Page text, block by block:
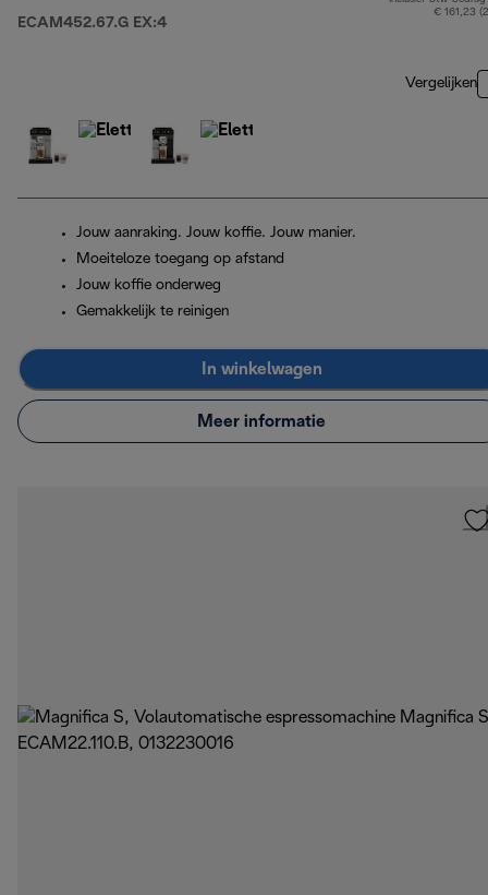
ECAM452.67.G EX:4
€ 161,23
Vergelijken
Jouw aanraking. Jouw koffie. Jouw manier.
Moeiteloze toegang op afstand
Jouw koffie onderweg
Gemakkelijk te reinigen
In winkelwagen
Meer informatie